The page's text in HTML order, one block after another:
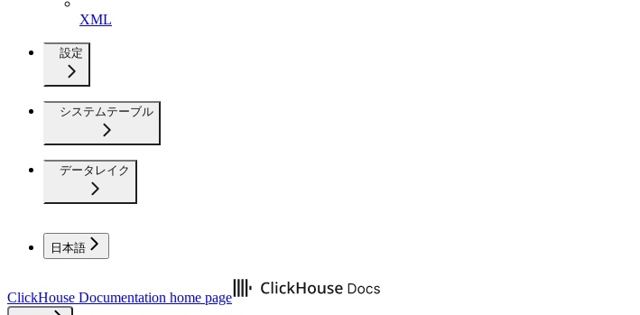
XML
設定
システムテーブル
データレイク
日本語
ClickHouse Documentation home page